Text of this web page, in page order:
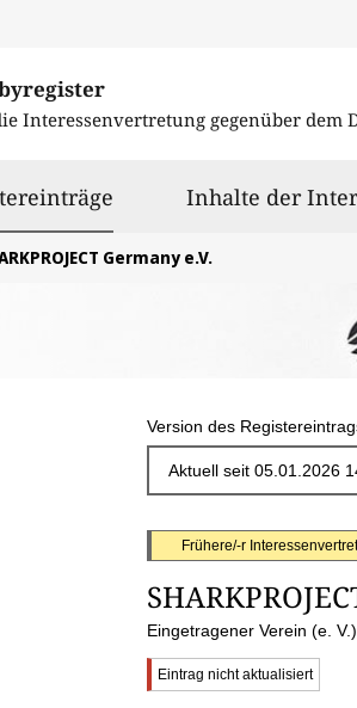
Interessenvertretung gegenüber dem
ausgewähltInhalte der
Germany e.V.
Version des
S
e
i
Frühere/-r
Eingetragener Verein (e. V.)
W
i
Eintrag nicht aktualisiert